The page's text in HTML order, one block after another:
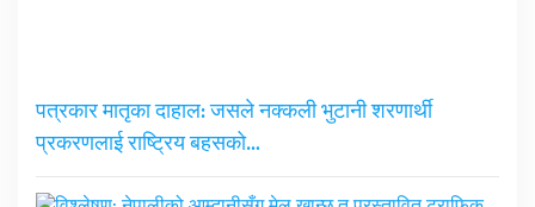
पत्रकार मातृका दाहाल: जसले नक्कली भुटानी शरणार्थी
प्रकरणलाई राष्ट्रिय बहसको…